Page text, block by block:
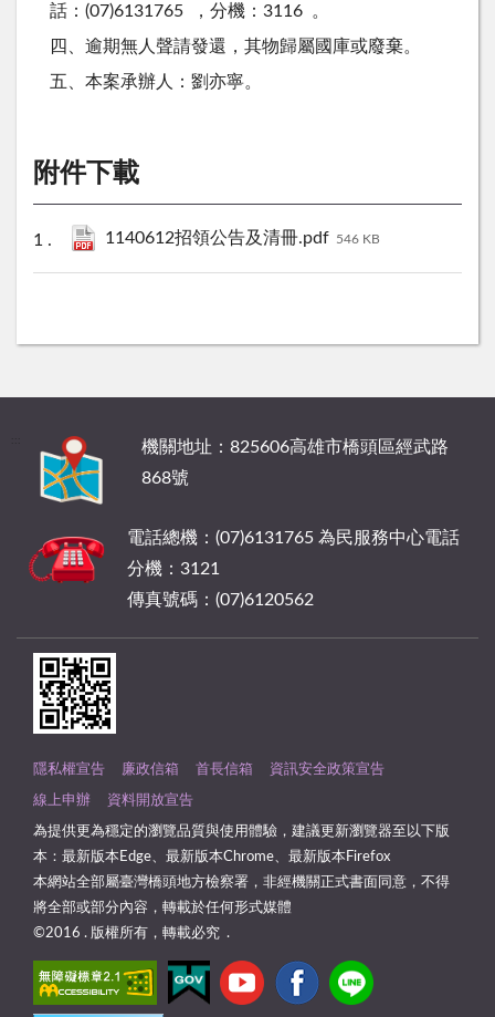
話：(07)6131765 ，分機：3116 。
四、逾期無人聲請發還，其物歸屬國庫或廢棄。
五、本案承辦人：劉亦寧。
附件下載
1140612招領公告及清冊.pdf 546 KB
機關地址：825606高雄市橋頭區經武路
868號
電話總機：(07)6131765 為民服務中心電話
分機：3121
傳真號碼：(07)6120562
隱私權宣告 廉政信箱 首長信箱 資訊安全政策宣告
線上申辦 資料開放宣告
為提供更為穩定的瀏覽品質與使用體驗，建議更新瀏覽器至以下版
本：最新版本Edge、最新版本Chrome、最新版本Firefox
本網站全部屬臺灣橋頭地方檢察署，非經機關正式書面同意，不得
將全部或部分內容，轉載於任何形式媒體
©2016 . 版權所有，轉載必究 .